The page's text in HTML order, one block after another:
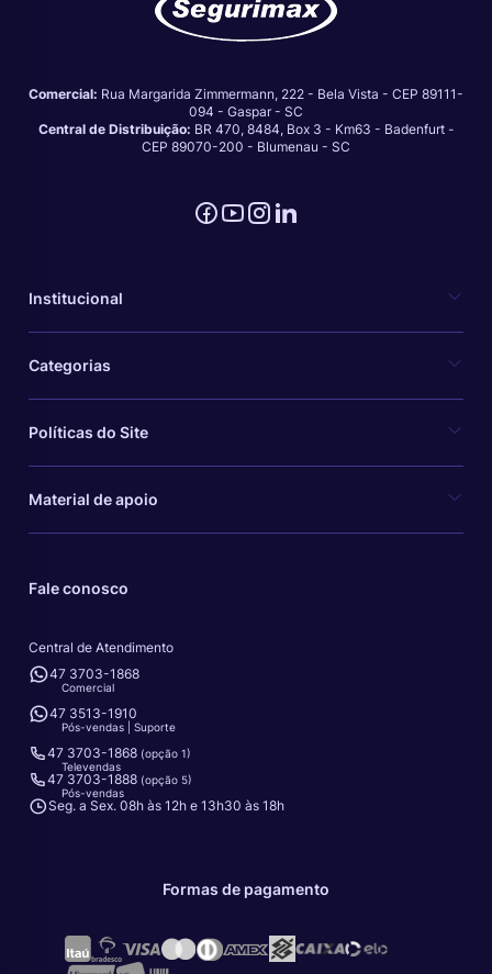
Comercial: Rua Margarida Zimmermann, 222 - Bela Vista - CEP 89111-
094 - Gaspar - SC
Central de Distribuição: BR 470, 8484, Box 3 - Km63 - Badenfurt -
CEP 89070-200 - Blumenau - SC
Institucional
Categorias
Políticas do Site
Material de apoio
Fale conosco
Central de Atendimento
47 3703-1868
Comercial
47 3513-1910
Pós-vendas | Suporte
47 3703-1868 (opção 1)
Televendas
47 3703-1888 (opção 5)
Pós-vendas
Seg. a Sex. 08h às 12h e 13h30 às 18h
Formas de pagamento